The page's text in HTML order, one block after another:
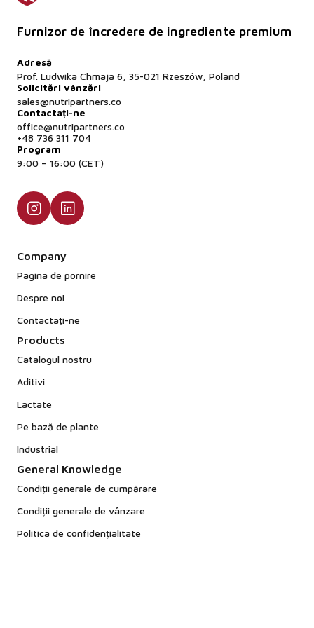
Furnizor de încredere de ingrediente premium
Adresă
Prof. Ludwika Chmaja 6, 35-021 Rzeszów, Poland
Solicitări vânzări
sales@nutripartners.co
Contactați-ne
office@nutripartners.co
+48 736 311 704
Program
9:00 – 16:00 (CET)
Company
Pagina de pornire
Despre noi
Contactaţi-ne
Products
Catalogul nostru
Aditivi
Lactate
Pe bază de plante
Industrial
General Knowledge
Condiții generale de cumpărare
Condiții generale de vânzare
Politica de confidențialitate